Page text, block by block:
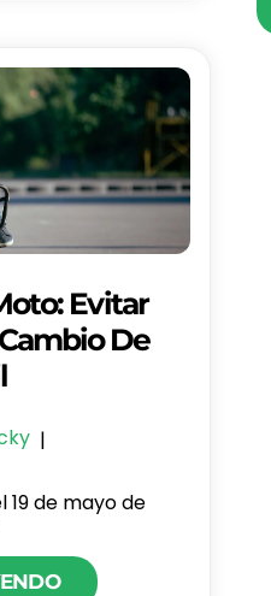
Evitar
De
|
de mayo de